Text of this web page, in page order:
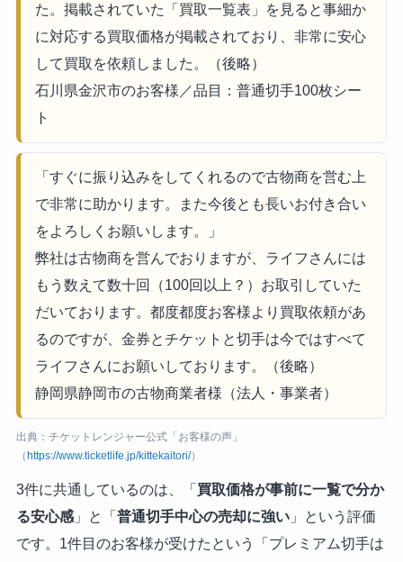
た。掲載されていた「買取一覧表」を見ると事細か
に対応する買取価格が掲載されており、非常に安心
して買取を依頼しました。（後略）
石川県金沢市のお客様／品目：普通切手100枚シー
ト
「すぐに振り込みをしてくれるので古物商を営む上
で非常に助かります。また今後とも長いお付き合い
をよろしくお願いします。」
弊社は古物商を営んでおりますが、ライフさんには
もう数えて数十回（100回以上？）お取引していた
だいております。都度都度お客様より買取依頼があ
るのですが、金券とチケットと切手は今ではすべて
ライフさんにお願いしております。（後略）
静岡県静岡市の古物商業者様（法人・事業者）
出典：チケットレンジャー公式「お客様の声」
（ https://www.ticketlife.jp/kittekaitori/）
3件に共通しているのは、「 買取価格が事前に一覧で分か
る安心感」と「 普通切手中心の売却に強い」という評価
です。1件目のお客様が受けたという「プレミアム切手は